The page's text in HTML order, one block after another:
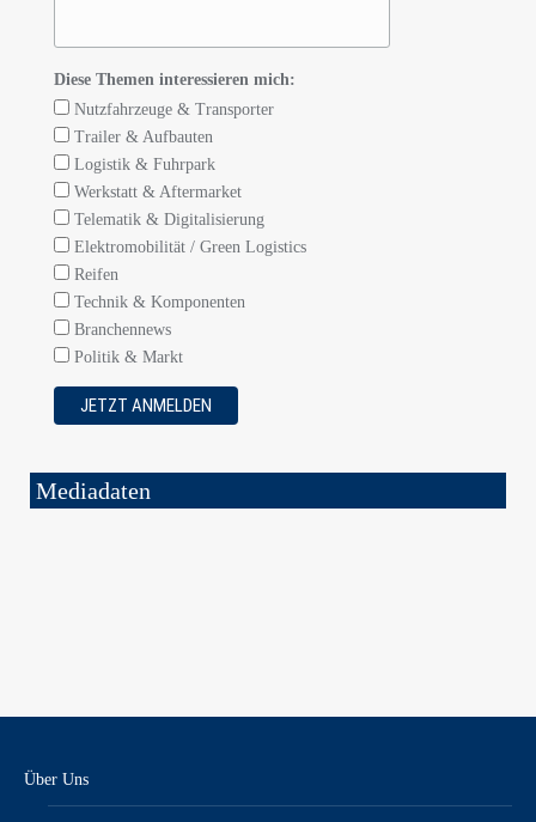
Diese Themen interessieren mich:
Nutzfahrzeuge & Transporter
Trailer & Aufbauten
Logistik & Fuhrpark
Werkstatt & Aftermarket
Telematik & Digitalisierung
Elektromobilität / Green Logistics
Reifen
Technik & Komponenten
Branchennews
Politik & Markt
Mediadaten
Über Uns